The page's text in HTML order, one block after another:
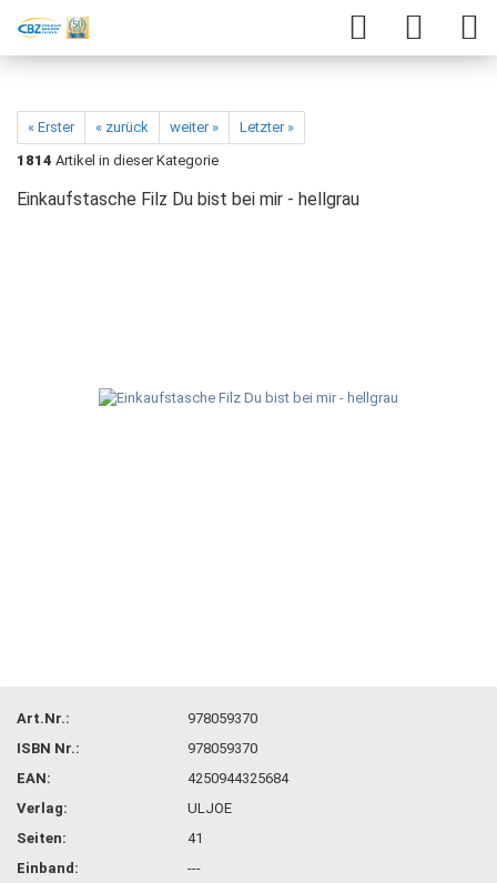
« Erster « zurück weiter »
Letzter »
1814 Artikel in dieser Kategorie
Einkaufstasche Filz Du bist bei mir - hellgrau
Art.Nr.:
978059370
ISBN Nr.:
978059370
EAN:
4250944325684
Verlag:
ULJOE
Seiten:
41
Einband:
---